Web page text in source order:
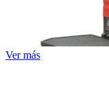
Ver más